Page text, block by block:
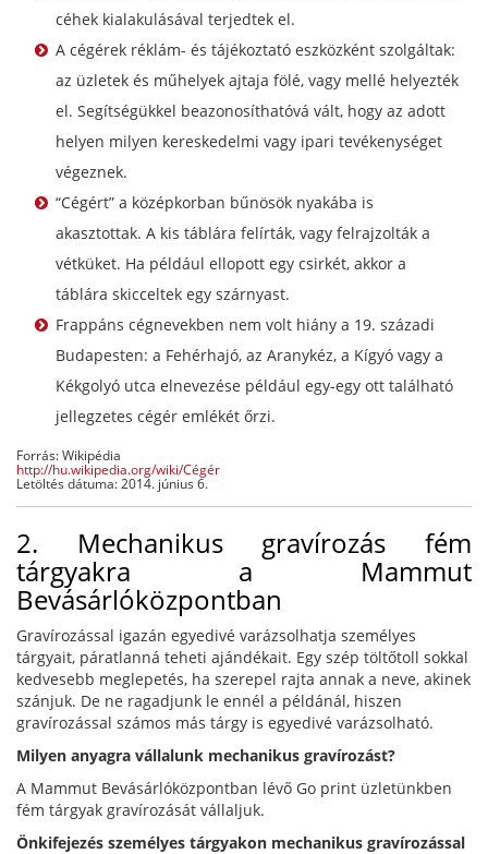
céhek kialakulásával terjedtek el.
A cégérek réklám- és tájékoztató eszközként szolgáltak:
az üzletek és műhelyek ajtaja fölé, vagy mellé helyezték
el. Segítségükkel beazonosíthatóvá vált, hogy az adott
helyen milyen kereskedelmi vagy ipari tevékenységet
végeznek.
“Cégért” a középkorban bűnösök nyakába is
akasztottak. A kis táblára felírták, vagy felrajzolták a
vétküket. Ha például ellopott egy csirkét, akkor a
táblára skicceltek egy szárnyast.
Frappáns cégnevekben nem volt hiány a 19. századi
Budapesten: a Fehérhajó, az Aranykéz, a Kígyó vagy a
Kékgolyó utca elnevezése például egy-egy ott található
jellegzetes cégér emlékét őrzi.
Forrás: Wikipédia
http://hu.wikipedia.org/wiki/Cégér
Letöltés dátuma: 2014. június 6.
2. Mechanikus gravírozás fém
tárgyakra a Mammut
Bevásárlóközpontban
Gravírozással igazán egyedivé varázsolhatja személyes
tárgyait, páratlanná teheti ajándékait. Egy szép töltőtoll sokkal
kedvesebb meglepetés, ha szerepel rajta annak a neve, akinek
szánjuk. De ne ragadjunk le ennél a példánál, hiszen
gravírozással számos más tárgy is egyedivé varázsolható.
Milyen anyagra vállalunk mechanikus gravírozást?
A Mammut Bevásárlóközpontban lévő Go print üzletünkben
fém tárgyak gravírozását vállaljuk.
Önkifejezés személyes tárgyakon mechanikus gravírozással